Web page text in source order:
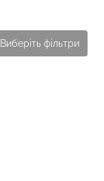
Виберіть фільтри